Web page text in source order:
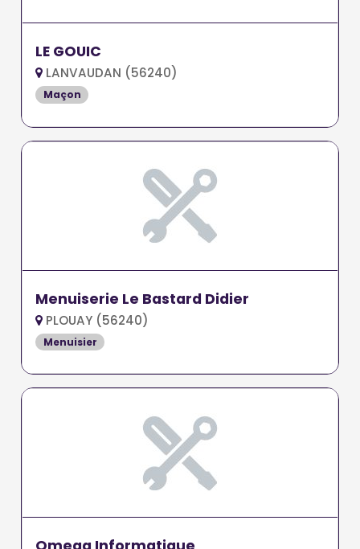
LE GOUIC
LANVAUDAN (56240)
Maçon
Menuiserie Le Bastard Didier
PLOUAY (56240)
Menuisier